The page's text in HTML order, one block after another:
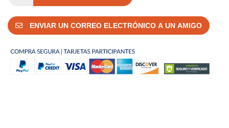
ENVIAR UN CORREO ELECTRÓNICO A UN AMIGO